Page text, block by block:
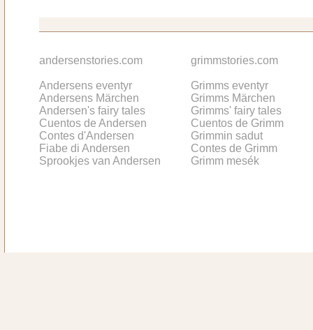
andersenstories.com
Andersens eventyr
Andersens Märchen
Andersen's fairy tales
Cuentos de Andersen
Contes d'Andersen
Fiabe di Andersen
Sprookjes van Andersen
grimmstories.com
Grimms eventyr
Grimms Märchen
Grimms' fairy tales
Cuentos de Grimm
Grimmin sadut
Contes de Grimm
Grimm mesék